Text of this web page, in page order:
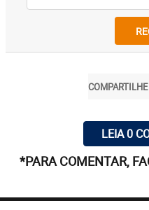
COMPARTILHE
LEIA 0
*PARA COMENTAR,